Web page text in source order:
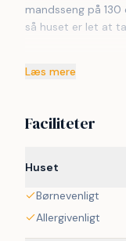
mandsseng på
så huset er let at
bevægelsesfrihed i
Udenfor venter en stor have med masser af frugt og bær,
giver god plads til
strandture er
fem minutters
Læs mere
Faciliteter
Huset
Børnevenligt
Allergivenligt